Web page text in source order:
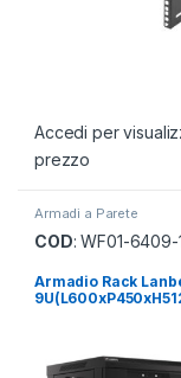
Accedi per
prezzo
Armadi a Parete
COD: WF01-6409-
Armadio Rack